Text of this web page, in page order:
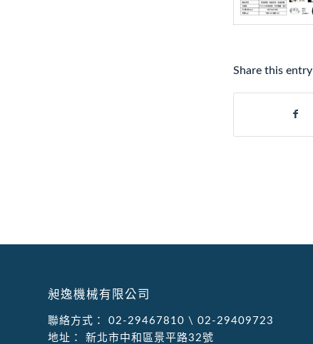
Share this entry
昶逸機械有限公司
聯絡方式： 02-29467810 \ 02-29409723
地址：
新北市中和區景平路32號